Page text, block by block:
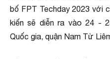
bố FPT Techday 2023 với
kiến sẽ diễn ra vào 24 -
Quốc gia, quận Nam Từ